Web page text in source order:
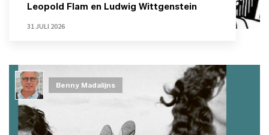
Leopold Flam en Ludwig Wittgenstein
31 JULI 2026
Benny Madalijns